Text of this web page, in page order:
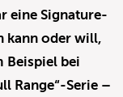
eine Signature-
kann oder will,
Beispiel bei
Range“-Serie –